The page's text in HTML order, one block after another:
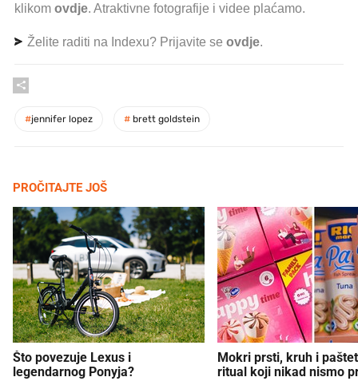
klikom ovdje. Atraktivne fotografije i videe plaćamo.
Želite raditi na Indexu? Prijavite se ovdje.
#jennifer lopez # brett goldstein
PROČITAJTE JOŠ
Što povezuje Lexus i
legendarnog Ponyja?
Mokri prsti, kruh i
ritual koji nikad nismo